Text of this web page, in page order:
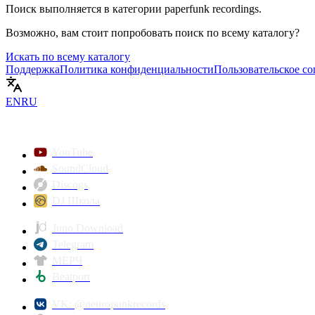
Поиск выполняется в категории paperfunk recordings.
Возможно, вам стоит попробовать поиск по всему каталогу?
Искать по всему каталогу
ПоддержкаПолитика конфиденциальностиПользовательское
ENRU